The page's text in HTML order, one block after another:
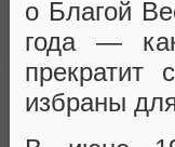
о Благой
года —
прекратит
избраны